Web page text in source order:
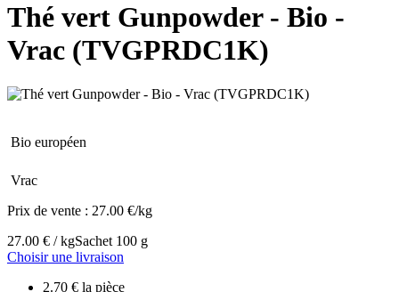
Thé vert Gunpowder - Bio -
Vrac (TVGPRDC1K)
Bio européen
Vrac
Prix de vente : 27.00 €/kg
27.00 € / kgSachet 100 g
Choisir une livraison
2.70 € la pièce